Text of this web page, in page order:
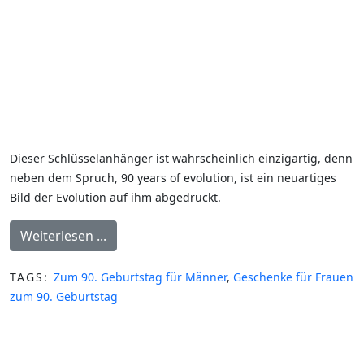
Dieser Schlüsselanhänger ist wahrscheinlich einzigartig, denn
neben dem Spruch, 90 years of evolution, ist ein neuartiges
Bild der Evolution auf ihm abgedruckt.
Weiterlesen ...
TAGS: Zum 90. Geburtstag für Männer, Geschenke für Frauen
zum 90. Geburtstag